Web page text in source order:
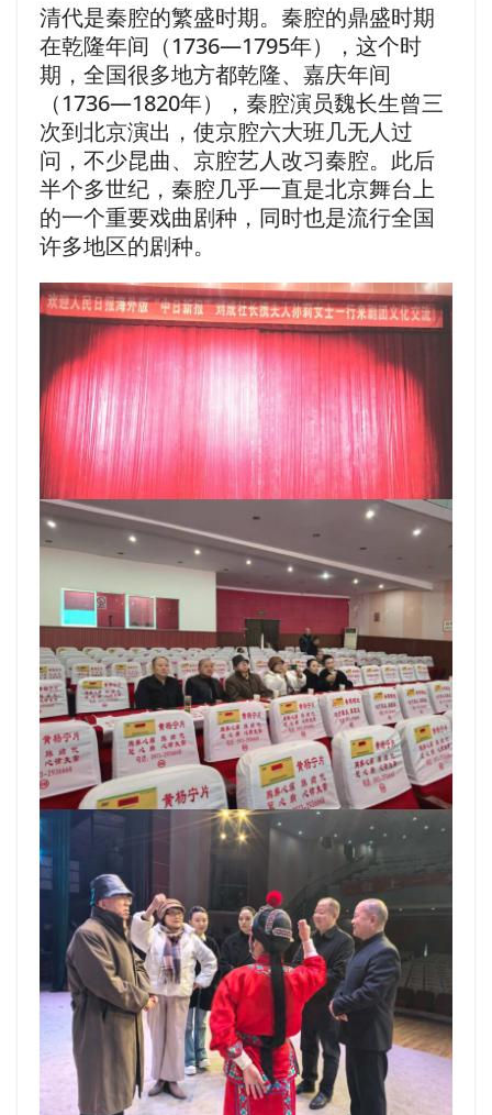
清代是秦腔的繁盛时期。秦腔的鼎盛时期
在乾隆年间（1736—1795年），这个时
期，全国很多地方都乾隆、嘉庆年间
（1736—1820年），秦腔演员魏长生曾三
次到北京演出，使京腔六大班几无人过
问，不少昆曲、京腔艺人改习秦腔。此后
半个多世纪，秦腔几乎一直是北京舞台上
的一个重要戏曲剧种，同时也是流行全国
许多地区的剧种。